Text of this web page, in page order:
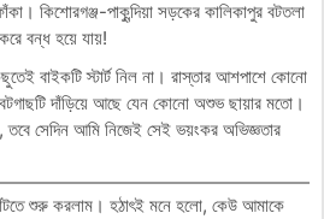
কিশোরগঞ্জ-পাকুন্দিয়া সড়কের কালিকাপুর বটতলা
বন্ধ হয়ে যায়!
বাইকটি স্টার্ট নিল না। রাস্তার আশপাশে কোনো
দাঁড়িয়ে আছে যেন কোনো অশুভ ছায়ার মতো।
তবে সেদিন আমি নিজেই সেই ভয়ংকর অভিজ্ঞতার
শুরু করলাম। হঠাৎই মনে হলো, কেউ আমাকে